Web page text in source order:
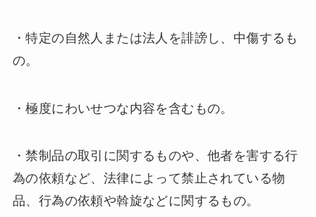
・特定の自然人または法人を誹謗し、中傷するも
の。
・極度にわいせつな内容を含むもの。
・禁制品の取引に関するものや、他者を害する行
為の依頼など、法律によって禁止されている物
品、行為の依頼や斡旋などに関するもの。